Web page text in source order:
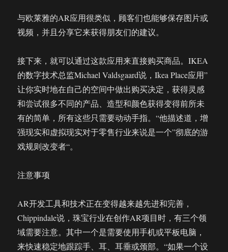
与欧莱雅的AR应用很类似，顾客们也能够保存图片或
视频，并且分享它来获得朋友们的建议。
接下来，就可以通过这款应用来直接购买商品。IKEA
的数字技术总监Michael Valdsgaard说，Ikea Place应用”
让你实时地在自己的空间中做出购买决定，获得灵感
和尝试很多不同的产品、造型和颜色获得变得前所未
有的简单，所有这些只需要动动手指。“他描述道，增
强现实和虚拟现实对于零售行业来说是一个”彻底的游
戏规则改变者“。
注意事项
AR开发工具和技术正在变得越来越先进和完善，
Chippindale说，珠宝行业在创作AR项目时，有三个领
域需要注意。其中一个是需要使用手机或平板电脑，
来快速稳定地跟踪手、耳、耳垂或颈部。“如果一个设